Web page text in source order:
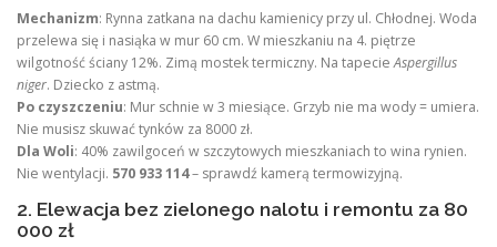
Mechanizm: Rynna zatkana na dachu kamienicy przy ul. Chłodnej. Woda
przelewa się i nasiąka w mur 60 cm. W mieszkaniu na 4. piętrze
wilgotność ściany 12%. Zimą mostek termiczny. Na tapecieAspergillus
niger. Dziecko z astmą.
Po czyszczeniu: Mur schnie w 3 miesiące. Grzyb nie ma wody = umiera.
Nie musisz skuwać tynków za 8000 zł.
Dla Woli: 40% zawilgoceń w szczytowych mieszkaniach to wina rynien.
Nie wentylacji. 570 933 114– sprawdź kamerą termowizyjną.
2. Elewacja bez zielonego nalotu i remontu za 80
000 zł